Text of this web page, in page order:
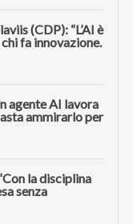
(CDP): “L’AI è
fa innovazione.
agente AI lavora
ammirarlo per
la disciplina
senza